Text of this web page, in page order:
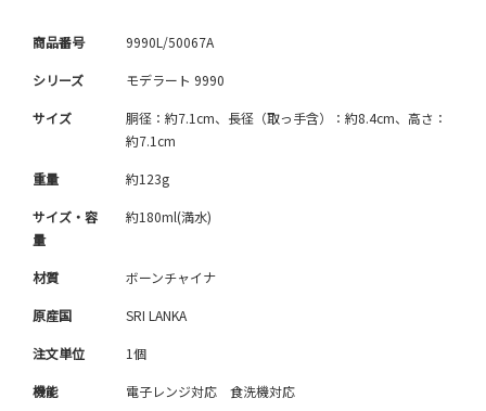
商品番号 9990L/50067A
シリーズ モデラート 9990
サイズ
胴径：約7.1cm、長径（取っ手含）：約8.4cm、高さ：
約7.1cm
重量 約123g
サイズ・容
量
約180ml(満水)
材質 ボーンチャイナ
原産国 SRI LANKA
注文単位 1個
機能 電子レンジ対応 食洗機対応